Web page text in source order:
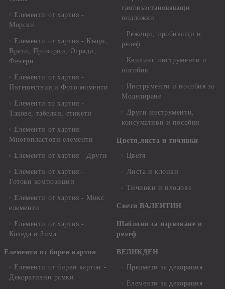
Елементи от хартия -
Морски
Елементи от хартия - Къщи,
Врати, Прозорци, Огради,
Фенери
Елементи от хартия -
Пътешествия и Фото моменти
Елементи то хартия -
Такове, табелки, етикети
Елементи от хартия -
Многопластови елементи
Елементи от хартия - Други
Елементи от хартия -
Готови композиции
Елементи от хартия - Микс
елементи
Елементи от хартия -
Коледа и Зима
Елементи от бирен картон
Елементи от бирен картон -
Декоративни рамки
самовъзстановяващи
подложки
Режещи, пробиващи и
релеф
Квилинг инструменти и
пособия
Инструменти и пособия за
Моделиране
Други инструменти,
консумативи и пособия
Цветя,листа и тичинки
Цветя
Листа и клонки
Тичинки и плодове
Свети ВАЛЕНТИН
Шаблони за изрязване и
релеф
ВЕЛИКДЕН
Предмети за декорация
Елементи за декорация